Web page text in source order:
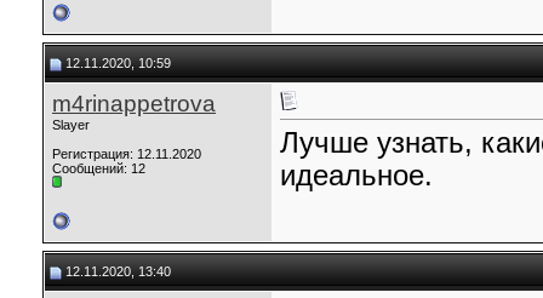
12.11.2020, 10:59
m4rinappetrova
Slayer
Регистрация: 12.11.2020
Сообщений: 12
Лучше узнать,
идеальное.
12.11.2020, 13:40